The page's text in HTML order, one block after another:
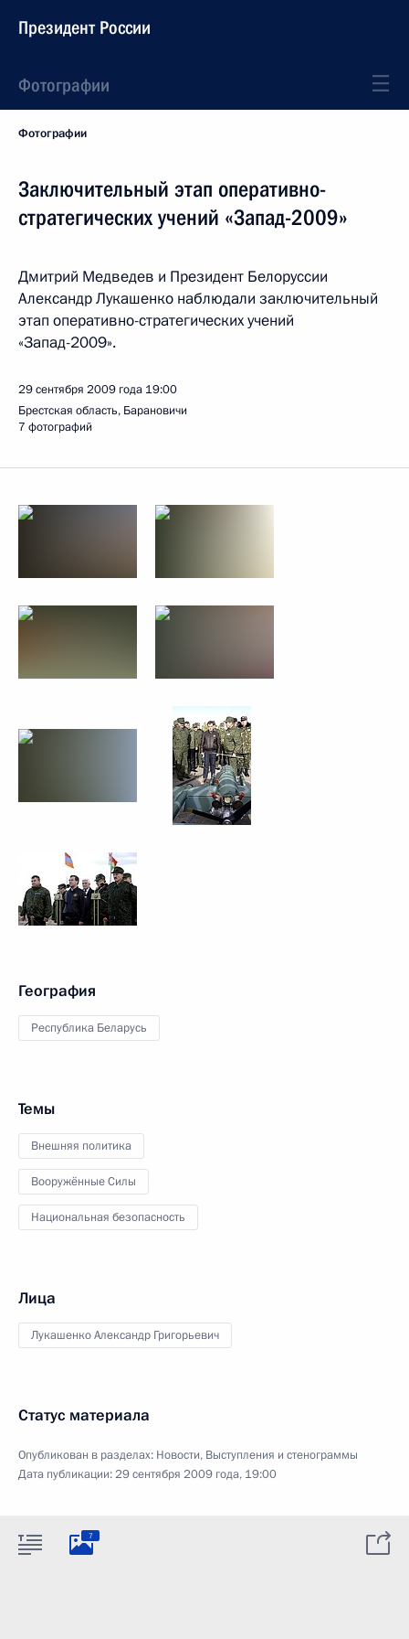
Президент России
Фотографии
Фотографии
Заключительный этап оперативно-
стратегических учений «Запад-2009»
Дмитрий Медведев и Президент Белоруссии
Александр Лукашенко наблюдали заключительный
этап оперативно-стратегических учений
«Запад-2009».
29 сентября 2009 года 19:00
Брестская область, Барановичи
7 фотографий
География
Республика Беларусь
Темы
Внешняя политика
Вооружённые Силы
Национальная безопасность
Лица
Лукашенко Александр Григорьевич
Статус материала
Опубликован в разделах: Новости, Выступления и стенограммы
Дата публикации:29 сентября 2009 года, 19:00
7